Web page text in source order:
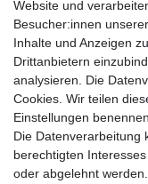
Rechtliche
Widerrufsrecht
Widerrufsformular
Datenschutzerklärung
AGB
Impressum
Website und
Besucher:innen
Inhalte und Anzeigen
Drittanbietern
analysieren. Die
Cookies. Wir teilen
Einstellungen benennen.
Die Datenverarbeitung
berechtigten
oder abgelehnt